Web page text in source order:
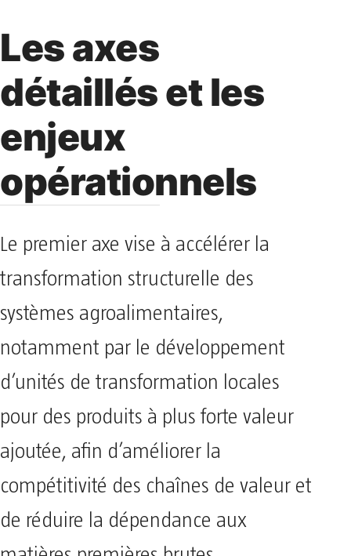
Les axes
détaillés et les
enjeux
opérationnels
Le premier axe vise à accélérer la
transformation structurelle des
systèmes agroalimentaires,
notamment par le développement
d’unités de transformation locales
pour des produits à plus forte valeur
ajoutée, afin d’améliorer la
compétitivité des chaînes de valeur et
de réduire la dépendance aux